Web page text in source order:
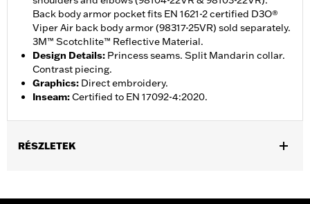
Back body armor pocket fits EN 1621-2 certified D3O®
Viper Air back body armor (98317-25VR) sold separately.
3M™ Scotchlite™ Reflective Material.
Design Details: Princess seams. Split Mandarin collar.
Contrast piecing.
Graphics: Direct embroidery.
Inseam:Certified to EN 17092-4:2020.
RÉSZLETEK
Functional Features:Reflective,Vented